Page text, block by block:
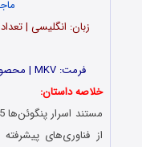
فرمت: MKV | محصول شبکه نشنال جئوگرافیک | امتیاز: 7.6
خلاصه داستان:
از فناوری‌های